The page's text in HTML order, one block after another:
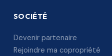
SOCIÉTÉ
Devenir partenaire
Rejoindre ma copropriété